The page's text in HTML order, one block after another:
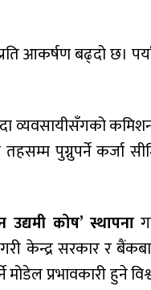
आकर्षण बढ्दो छ।
व्यवसायीसँगको
पुग्नुपर्ने कर्जा
उद्यमी कोष’ स्थापना
केन्द्र सरकार र
प्रभावकारी हुने